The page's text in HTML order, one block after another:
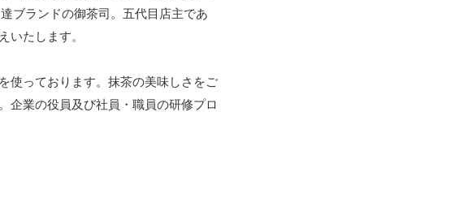
ブランドの御茶司。五代目店主であ
いたします。
使っております。抹茶の美味しさをご
企業の役員及び社員・職員の研修プロ